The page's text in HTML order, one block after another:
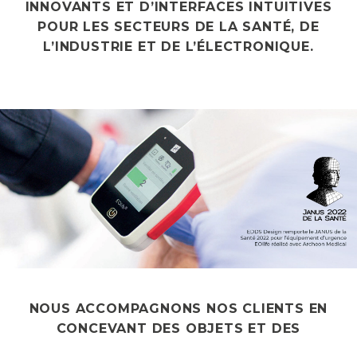
INNOVANTS ET D’INTERFACES INTUITIVES
POUR LES SECTEURS DE LA SANTÉ, DE
L’INDUSTRIE ET DE L’ÉLECTRONIQUE.
NOUS ACCOMPAGNONS NOS CLIENTS EN
CONCEVANT DES OBJETS ET DES